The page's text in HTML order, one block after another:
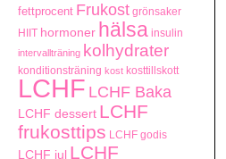
fettprocent Frukost grönsaker
HIIT hormoner hälsa insulin
intervallträning kolhydrater
konditionsträning kost kosttillskott
LCHF LCHF Baka
LCHF dessert LCHF
frukosttips LCHF godis
LCHF jul LCHF